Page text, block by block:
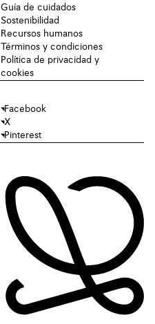
Guía de cuidados
Sostenibilidad
Recursos humanos
Términos y condiciones
Política de privacidad y
cookies
Facebook
X
Pinterest